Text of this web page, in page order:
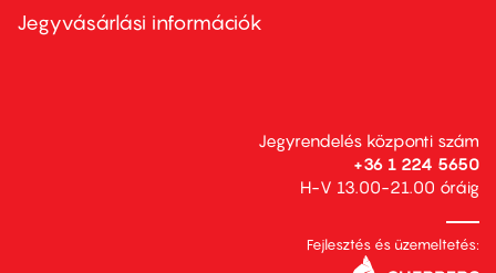
second
Jegyvásárlási információk
Jegyrendelés központi szám
+36 1 224 5650
H-V 13.00-21.00 óráig
Fejlesztés és üzemeltetés: